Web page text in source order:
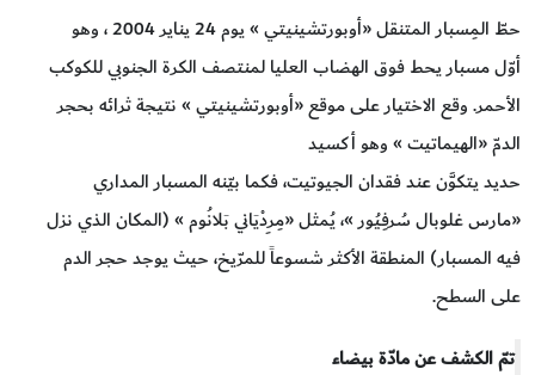
حطّ المِسبار المتنقل «أوبورتشينيتي » يوم 24 يناير 2004 ، وهو
أوّل مسبار يحط فوق الهضاب العليا لمنتصف الكرة الجنوبي للكوكب
الأحمر. وقع الاختيار على موقع «أوبورتشينيتي » نتيجة ثرائه بحجر
الدمّ «الهيماتيت » وهو أكسيد
حديد يتكوَّن عند فقدان الجيوتيت، فكما بيّنه المسبار المداري
«مارس غلوبال سُرفِيُور »، يُمثل «مِرِدْيَاني بَلانُوم » (المكان الذي نزل
فيه المسبار) المنطقة الأكثر شسوعاً للمرّيخ، حيث يوجد حجر الدم
على السطح.
تمّ الكشف عن مادّة بيضاء